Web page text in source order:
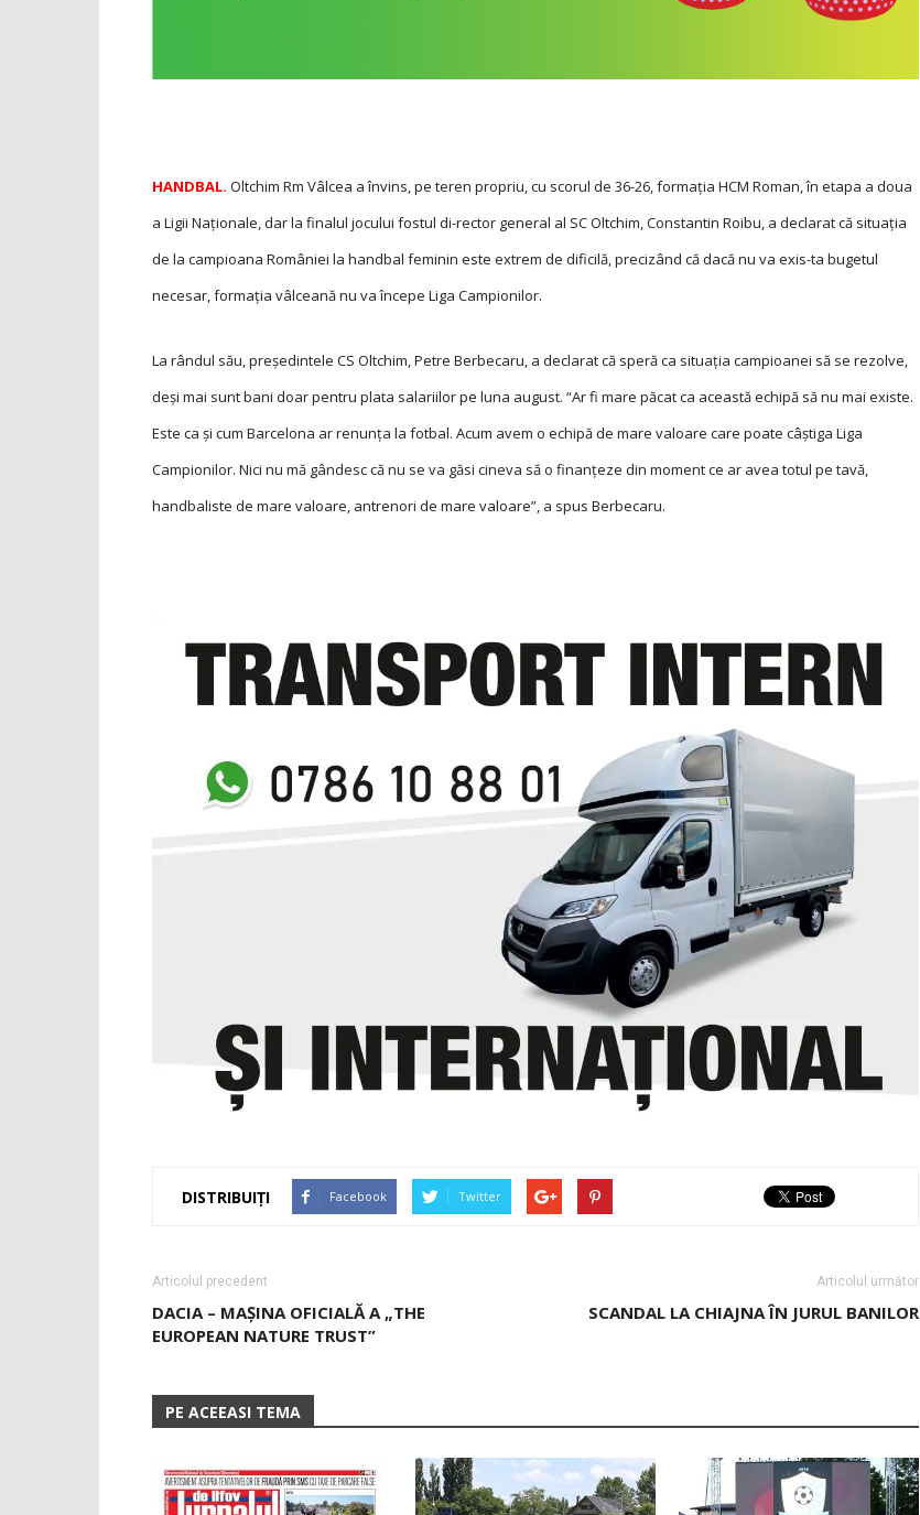
HANDBAL. Oltchim Rm Vâlcea a învins, pe teren propriu, cu scorul de 36-26, formaţia HCM Roman, în etapa a doua
a Ligii Naţionale, dar la finalul jocului fostul di-rector general al SC Oltchim, Constantin Roibu, a declarat că situaţia
de la campioana României la handbal feminin este extrem de dificilă, precizând că dacă nu va exis-ta bugetul
necesar, formaţia vâlceană nu va începe Liga Campionilor.
La rândul său, președintele CS Oltchim, Petre Berbecaru, a declarat că speră ca situaţia campioanei să se rezolve,
deși mai sunt bani doar pentru plata salariilor pe luna august. “Ar fi mare păcat ca această echipă să nu mai existe.
Este ca și cum Barcelona ar renunţa la fotbal. Acum avem o echipă de mare valoare care poate câștiga Liga
Campionilor. Nici nu mă gândesc că nu se va găsi cineva să o finanţeze din moment ce ar avea totul pe tavă,
handbaliste de mare valoare, antrenori de mare valoare”, a spus Berbecaru.
DISTRIBUIȚI Facebook Twitter
Articolul precedent
DACIA – MAȘINA OFICIALĂ A „THE
EUROPEAN NATURE TRUST”
Articolul următor
SCANDAL LA CHIAJNA ÎN JURUL BANILOR
PE ACEEASI TEMA